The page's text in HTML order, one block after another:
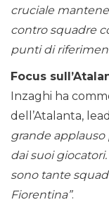
cruciale
contro squadre
punti di
Focus
Inzaghi ha
dell’Atalanta,
grande applauso
dai suoi
sono tante
Fiorentina”.